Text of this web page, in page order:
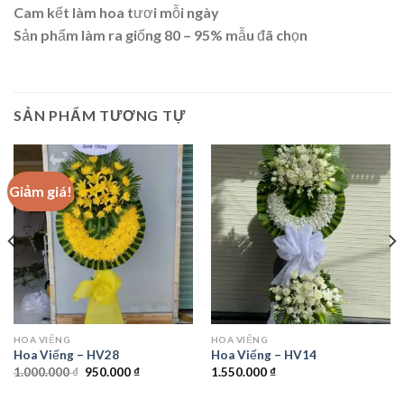
Cam kết làm hoa tươi mỗi ngày
Sản phẩm làm ra giống 80 – 95% mẫu đã chọn
SẢN PHẨM TƯƠNG TỰ
Giảm giá!
HOA VIẾNG
Hoa Viếng – HV28
1.000.000₫ Giá
950.000₫Giá
HOA VIẾNG
Hoa Viếng – HV14
1.550.000₫